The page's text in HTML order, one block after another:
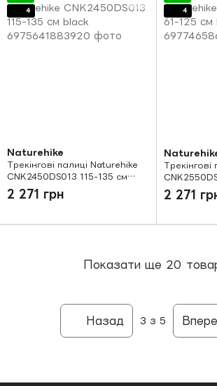
4
Naturehike
Трекінгові палиці Naturehike
CNK2450DS013 115-135 см
black
2 271 грн
4
Трекінгові
2 271
Показати ще 20
Назад 3 з 5